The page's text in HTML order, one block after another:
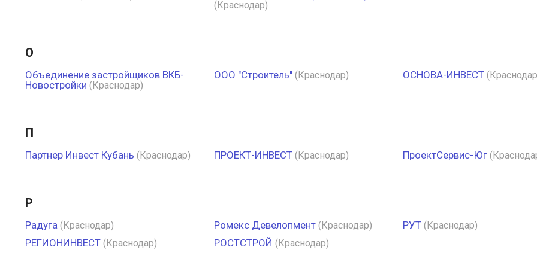
(Краснодар)
О
Объединение застройщиков ВКБ-
Новостройки (Краснодар)
ООО "Строитель" (Краснодар) ОСНОВА-ИНВЕСТ
П
Партнер Инвест Кубань (Краснодар) ПРОЕКТ-ИНВЕСТ (Краснодар) ПроектСервис-Юг
Р
Радуга (Краснодар)
РЕГИОНИНВЕСТ (Краснодар)
Ромекс Девелопмент (Краснодар)
РОСТСТРОЙ (Краснодар)
РУТ (Краснодар)